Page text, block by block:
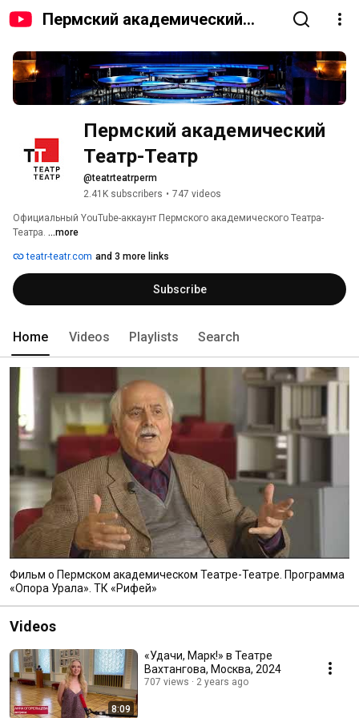
Пермский академический
Пермский академический
Театр-Театр
@teatrteatrperm
2.41K subscribers • 747 videos
Официальный YouTube-аккаунт Пермского академического Театра-
Театра. ...more
teatr-teatr.com and 3 more links
Subscribe
Home Videos Playlists Search
Фильм о Пермском академическом Театре-Театре. Программа
«Опора Урала». ТК «Рифей»
Videos
8:09
«Удачи, Марк!» в Театре
Вахтангова, Москва, 2024
707 views 2 years ago